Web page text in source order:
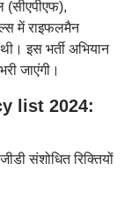
(सीएपीएफ),
में राइफलमैन
इस भर्ती अभियान
जाएंगी।
list 2024:
संशोधित रिक्तियों